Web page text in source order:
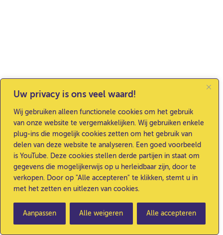
Uw privacy is ons veel waard!
Wij gebruiken alleen functionele cookies om het gebruik
van onze website te vergemakkelijken. Wij gebruiken enkele
plug-ins die mogelijk cookies zetten om het gebruik van
delen van deze website te analyseren. Een goed voorbeeld
is YouTube. Deze cookies stellen derde partijen in staat om
gegevens die mogelijkerwijs op u herleidbaar zijn, door te
verkopen. Door op "Alle accepteren" te klikken, stemt u in
met het zetten en uitlezen van cookies.
Aanpassen Alle weigeren Alle accepteren